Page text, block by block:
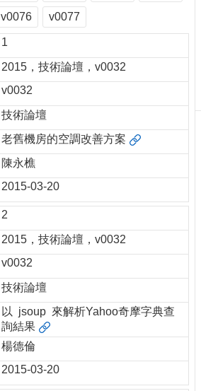
v0076 v0077
1
2015，技術論壇，v0032
v0032
技術論壇
老舊機房的空調改善方案
陳永樵
2015-03-20
2
2015，技術論壇，v0032
v0032
技術論壇
以 jsoup 來解析Yahoo奇摩字典查
詢結果
楊德倫
2015-03-20